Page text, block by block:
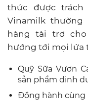
thức được
Vinamilk
hàng tài trợ
hướng tới mọi lứa
Quỹ Sữa Vươn
sản phẩm dinh
Đồng hành cùng